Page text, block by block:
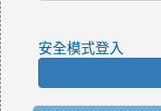
安全模式登入